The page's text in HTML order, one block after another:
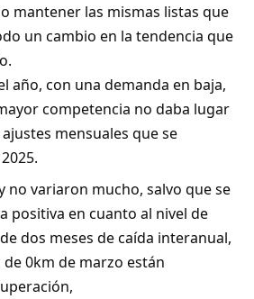
mantener las mismas listas que
un cambio en la tendencia que
año, con una demanda en baja,
competencia no daba lugar
mensuales que se
no variaron mucho, salvo que se
positiva en cuanto al nivel de
dos meses de caída interanual,
0km de marzo están